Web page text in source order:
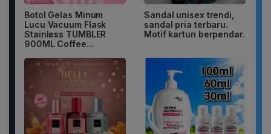
Botol Gelas Minum
Lucu Vacuum Flask
Stainless TUMBLER
900ML Coffee...
Sandal unisex trendi,
sandal pria terbaru.
Motif kartun berpendar.